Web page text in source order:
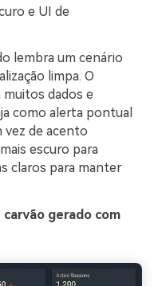
e UI de
lembra um cenário
limpa. O
dados e
como alerta pontual
vez de acento
escuro para
claros para manter
gerado com